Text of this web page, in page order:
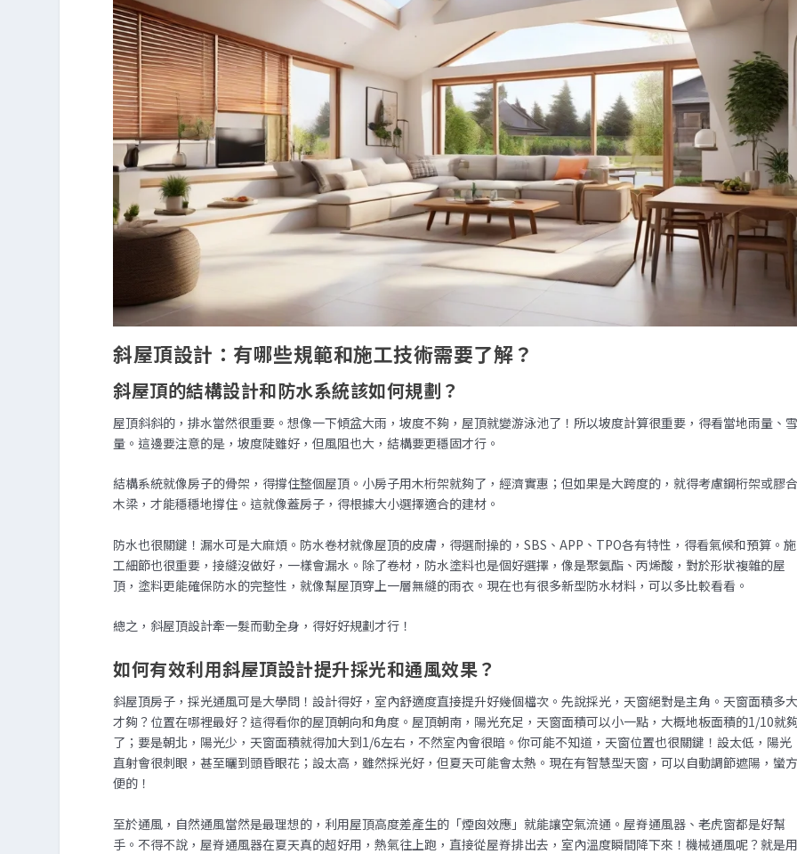
斜屋頂設計：有哪些規範和施工技術需要了解？
斜屋頂的結構設計和防水系統該如何規劃？
屋頂斜斜的，排水當然很重要。想像一下傾盆大雨，坡度不夠，屋頂就變游泳池了！所以坡度計算很重要，得看當地雨量、
量。這邊要注意的是，坡度陡雖好，但風阻也大，結構要更穩固才行。
結構系統就像房子的骨架，得撐住整個屋頂。小房子用木桁架就夠了，經濟實惠；但如果是大跨度的，就得考慮鋼桁架或膠
木梁，才能穩穩地撐住。這就像蓋房子，得根據大小選擇適合的建材。
防水也很關鍵！漏水可是大麻煩。防水卷材就像屋頂的皮膚，得選耐操的，SBS、APP、TPO各有特性，得看氣候和預算。施
工細節也很重要，接縫沒做好，一樣會漏水。除了卷材，防水塗料也是個好選擇，像是聚氨酯、丙烯酸，對於形狀複雜的屋
頂，塗料更能確保防水的完整性，就像幫屋頂穿上一層無縫的雨衣。現在也有很多新型防水材料，可以多比較看看。
總之，斜屋頂設計牽一髮而動全身，得好好規劃才行！
如何有效利用斜屋頂設計提升採光和通風效果？
斜屋頂房子，採光通風可是大學問！設計得好，室內舒適度直接提升好幾個檔次。先說採光，天窗絕對是主角。天窗面積多
才夠？位置在哪裡最好？這得看你的屋頂朝向和角度。屋頂朝南，陽光充足，天窗面積可以小一點，大概地板面積的1/10就
了；要是朝北，陽光少，天窗面積就得加大到1/6左右，不然室內會很暗。你可能不知道，天窗位置也很關鍵！設太低，陽光
直射會很刺眼，甚至曬到頭昏眼花；設太高，雖然採光好，但夏天可能會太熱。現在有智慧型天窗，可以自動調節遮陽，蠻
便的！
至於通風，自然通風當然是最理想的，利用屋頂高度差產生的「煙囪效應」就能讓空氣流通。屋脊通風器、老虎窗都是好幫
手。不得不說，屋脊通風器在夏天真的超好用，熱氣往上跑，直接從屋脊排出去，室內溫度瞬間降下來！機械通風呢？就是